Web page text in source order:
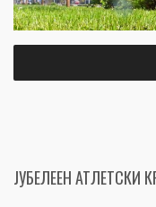
ЈУБЕЛЕЕН